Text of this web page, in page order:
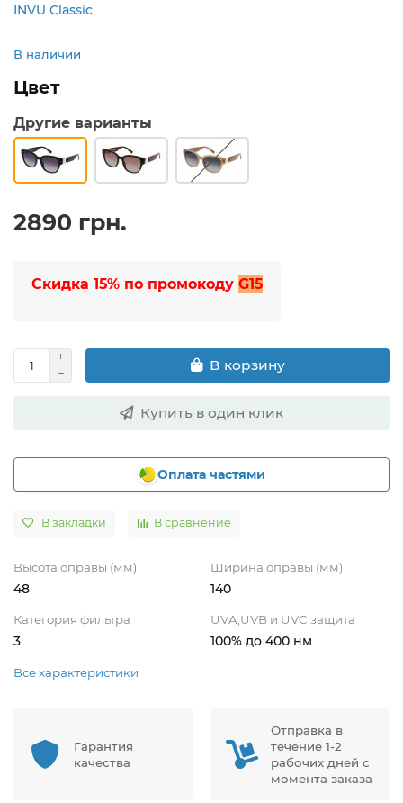
INVU Classic
В наличии
Цвет
Другие варианты
2890 грн.
Скидка 15% по промокоду G15
В корзину
Купить в один клик
Оплата частями
В закладки В сравнение
Высота оправы (мм)
48
Ширина оправы (мм)
140
Категория фильтра
3
UVA,UVB и UVC защита
100% до 400 нм
Все характеристики
Гарантия
качества
Отправка в
течение 1-2
рабочих дней с
момента заказа